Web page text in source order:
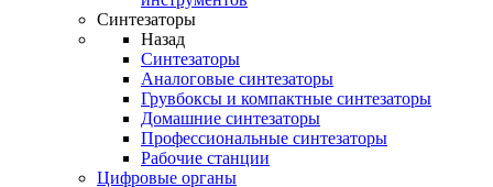
Синтезаторы
Назад
Синтезаторы
Аналоговые синтезаторы
Грувбоксы и компактные синтезаторы
Домашние синтезаторы
Профессиональные синтезаторы
Рабочие станции
Цифровые органы